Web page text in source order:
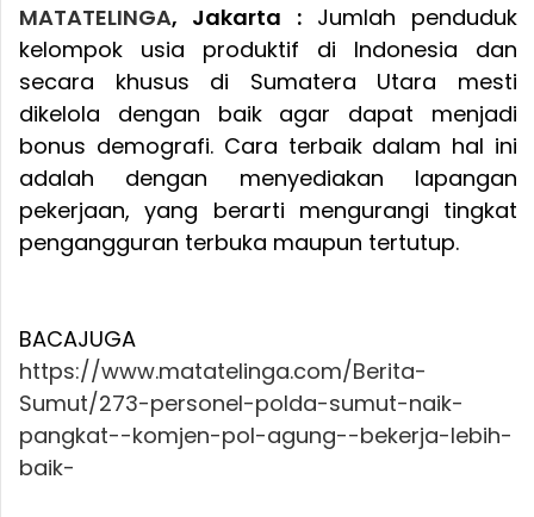
MATATELINGA, Jakarta :Jumlah penduduk
kelompok usia produktif di Indonesia dan
secara khusus di Sumatera Utara mesti
dikelola dengan baik agar dapat menjadi
bonus demografi. Cara terbaik dalam hal ini
adalah dengan menyediakan lapangan
pekerjaan, yang berarti mengurangi tingkat
pengangguran terbuka maupun tertutup.
BACAJUGA
https://www.matatelinga.com/Berita-
Sumut/273-personel-polda-sumut-naik-
pangkat--komjen-pol-agung--bekerja-lebih-
baik-